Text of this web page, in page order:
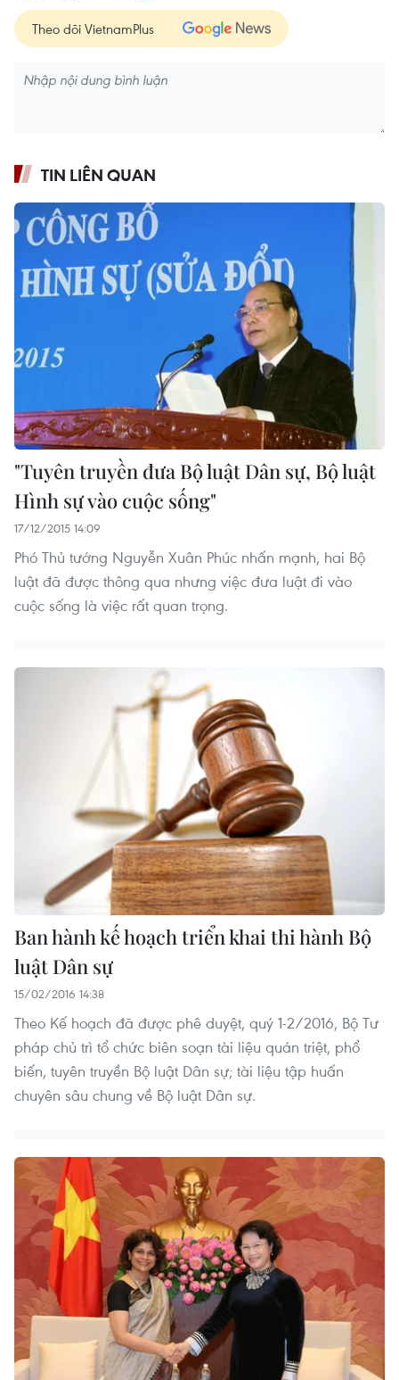
Theo dõi VietnamPlus
TIN LIÊN QUAN
"Tuyên truyền đưa Bộ luật Dân sự, Bộ luật
Hình sự vào cuộc sống"
17/12/2015 14:09
Phó Thủ tướng Nguyễn Xuân Phúc nhấn mạnh, hai Bộ
luật đã được thông qua nhưng việc đưa luật đi vào
cuộc sống là việc rất quan trọng.
Ban hành kế hoạch triển khai thi hành Bộ
luật Dân sự
15/02/2016 14:38
Theo Kế hoạch đã được phê duyệt, quý 1-2/2016, Bộ Tư
pháp chủ trì tổ chức biên soạn tài liệu quán triệt, phổ
biến, tuyên truyền Bộ luật Dân sự; tài liệu tập huấn
chuyên sâu chung về Bộ luật Dân sự.